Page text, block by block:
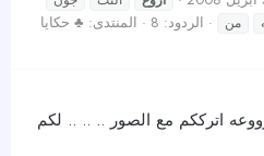
من الردود: 8 المنتدى: ♣ حكايا
اترككم مع الصور .. .. .. لكم